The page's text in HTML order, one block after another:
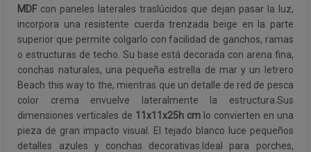
MDFcon paneles laterales traslúcidos que dejan pasar la luz,
incorpora una resistente cuerda trenzada beige en la parte
superior que permite colgarlo con facilidad de ganchos, ramas
o estructuras de techo. Su base está decorada con arena fina,
conchas naturales, una pequeña estrella de mar y un letrero
Beach this way to the, mientras que un detalle de red de pesca
color crema envuelve lateralmente la estructura.Sus
dimensiones verticales de 11x11x25h cm lo convierten en una
pieza de gran impacto visual. El tejado blanco luce pequeños
detalles azules y conchas decorativas.Ideal para porches,